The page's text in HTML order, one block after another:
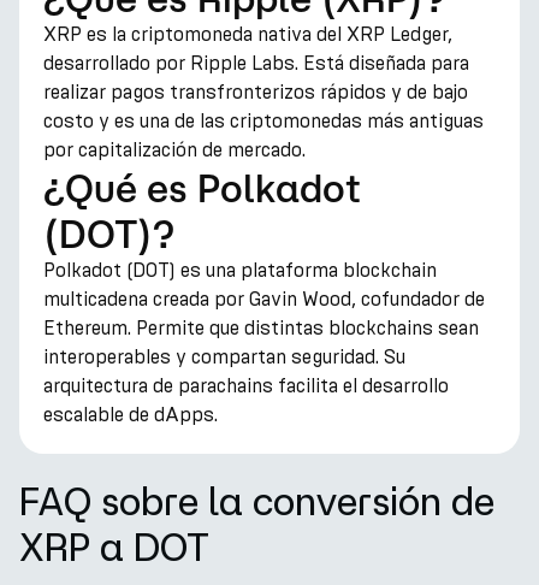
XRP es la criptomoneda nativa del XRP Ledger,
desarrollado por Ripple Labs. Está diseñada para
realizar pagos transfronterizos rápidos y de bajo
costo y es una de las criptomonedas más antiguas
por capitalización de mercado.
¿Qué es Polkadot
(DOT)?
Polkadot (DOT) es una plataforma blockchain
multicadena creada por Gavin Wood, cofundador de
Ethereum. Permite que distintas blockchains sean
interoperables y compartan seguridad. Su
arquitectura de parachains facilita el desarrollo
escalable de dApps.
FAQ sobre la conversión de
XRP a DOT